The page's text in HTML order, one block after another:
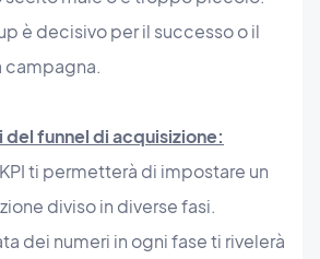
è decisivo per il successo o il
campagna.
del funnel di acquisizione:
ti permetterà di impostare un
diviso in diverse fasi.
dei numeri in ogni fase ti rivelerà